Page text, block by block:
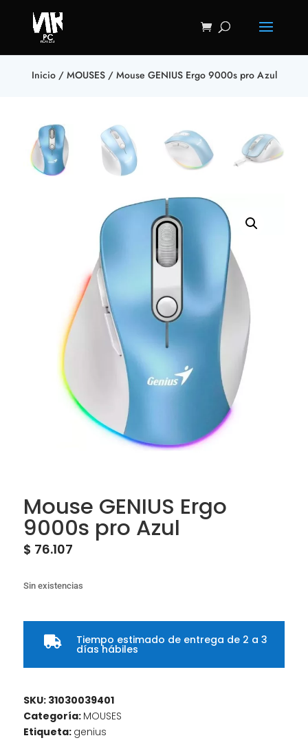
Inicio/ MOUSES/ Mouse GENIUS Ergo 9000s pro Azul
Mouse GENIUS Ergo
9000s pro Azul
$ 76.107
Sin existencias
 Tiempo estimado de entrega de 2 a 3
días hábiles
SKU: 31030039401
Categoría: MOUSES
Etiqueta: genius